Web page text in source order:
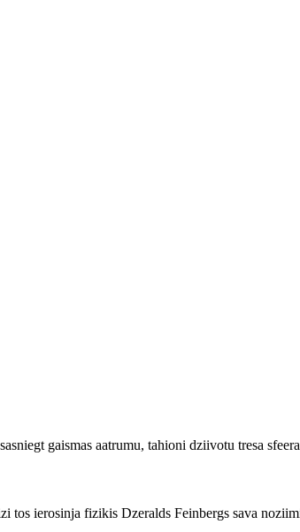
gaismas aatrumu, tahioni dziivotu tresa
tos ierosinja fizikis Dzeralds Feinbergs sava